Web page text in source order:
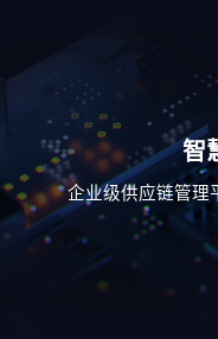
智
企业级供应链管理